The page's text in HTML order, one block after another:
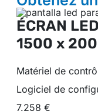
ÉCRAN
1500 x
Matériel de
Logiciel de
7.258 €